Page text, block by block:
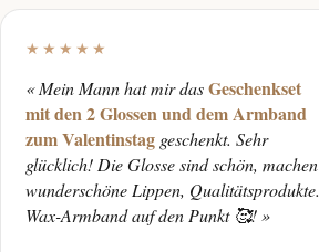
★★★★★
« Mein Mann hat mir dasGeschenkset
mit den 2 Glossen und dem Armband
zum Valentinstag geschenkt. Sehr
glücklich! Die Glosse sind schön, machen
wunderschöne Lippen, Qualitätsprodukte.
Wax-Armband auf den Punkt 🥰! »